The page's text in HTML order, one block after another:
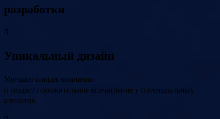
разработки
Уникальный дизайн
Улучшит имидж компании
и создаст положительное впечатление у потенциальных
клиентов